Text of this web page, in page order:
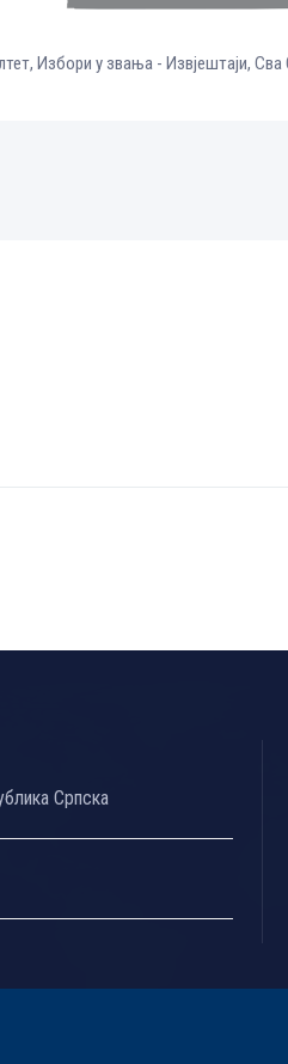
, Избори у звања - Извјештаји, Сва
Српска